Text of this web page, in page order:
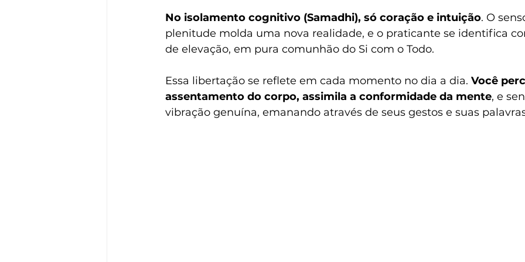
No isolamento cognitivo (Samadhi), só coração e intuição. O
plenitude molda uma nova realidade, e o praticante se identifica
de elevação, em pura comunhão do Si com o Todo.
Essa libertação se reflete em cada momento no dia a dia. Você
assentamento do corpo, assimila a conformidade da mente, e
vibração genuína, emanando através de seus gestos e suas